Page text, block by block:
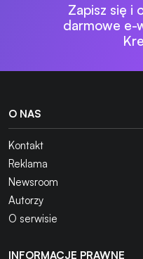
Zapisz się i
darmowe e-
O NAS
Kontakt
Reklama
Newsroom
Autorzy
O serwisie
INFORMACJE PRAWNE